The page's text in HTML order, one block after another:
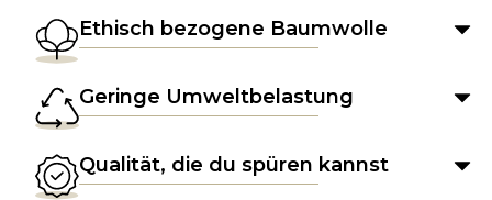
Ethisch bezogene Baumwolle
Geringe Umweltbelastung
Qualität, die du spüren kannst